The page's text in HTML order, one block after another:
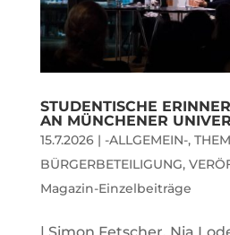
STUDENTISCHE
AN MÜNCHENER
15.7.2026| -ALLGEMEIN-,
BÜRGERBETEILIGUNG,
Magazin-Einzelbeiträge